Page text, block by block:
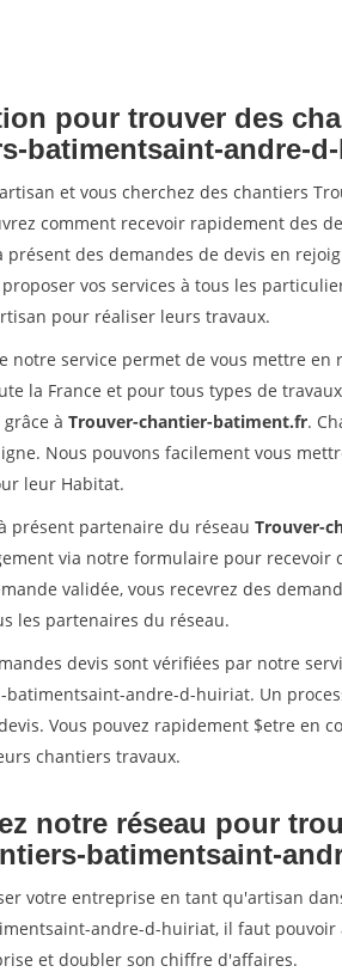
pour trouver des
batimentsaint-andre-
et vous cherchez des chantiers
comment recevoir rapidement des
présent des demandes de devis en
vos services à tous les
pour réaliser leurs travaux.
notre service permet de vous mettre
la France et pour tous types de
à Trouver-chantier-batiment.fr.
Nous pouvons facilement vous
leur Habitat.
présent partenaire du réseau Trouver-
via notre formulaire pour
validée, vous recevrez des
les partenaires du réseau.
devis sont vérifiées par notre
batimentsaint-andre-d-huiriat. Un
Vous pouvez rapidement $etre en
chantiers travaux.
notre réseau pour
batimentsaint-
votre entreprise en tant qu'artisan
andre-d-huiriat, il faut
et doubler son chiffre d'affaires.